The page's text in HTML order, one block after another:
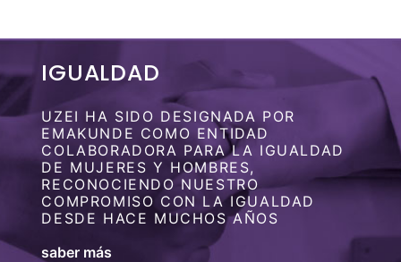
IGUALDAD
UZEI HA SIDO DESIGNADA POR
EMAKUNDE COMO ENTIDAD
COLABORADORA PARA LA IGUALDAD
DE MUJERES Y HOMBRES,
RECONOCIENDO NUESTRO
COMPROMISO CON LA IGUALDAD
DESDE HACE MUCHOS AÑOS
saber más